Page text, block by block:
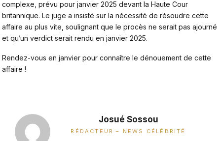
complexe, prévu pour janvier 2025 devant la Haute Cour
britannique. Le juge a insisté sur la nécessité de résoudre cette
affaire au plus vite, soulignant que le procès ne serait pas ajourné
et qu’un verdict serait rendu en janvier 2025.
Rendez-vous en janvier pour connaître le dénouement de cette
affaire !
Josué Sossou
RÉDACTEUR – NEWS CÉLÉBRITÉ